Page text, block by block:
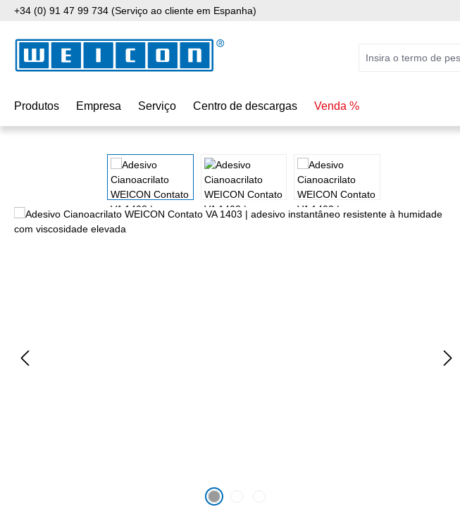
o conteúdo principal
Saltar para a pesquisa
Saltar para a navegação principal
+34 (0) 91 47 99 734 (Serviço ao cliente em Espanha)
Produtos Empresa Serviço Centro de descargas Venda %
Ignorar galeria de imagens